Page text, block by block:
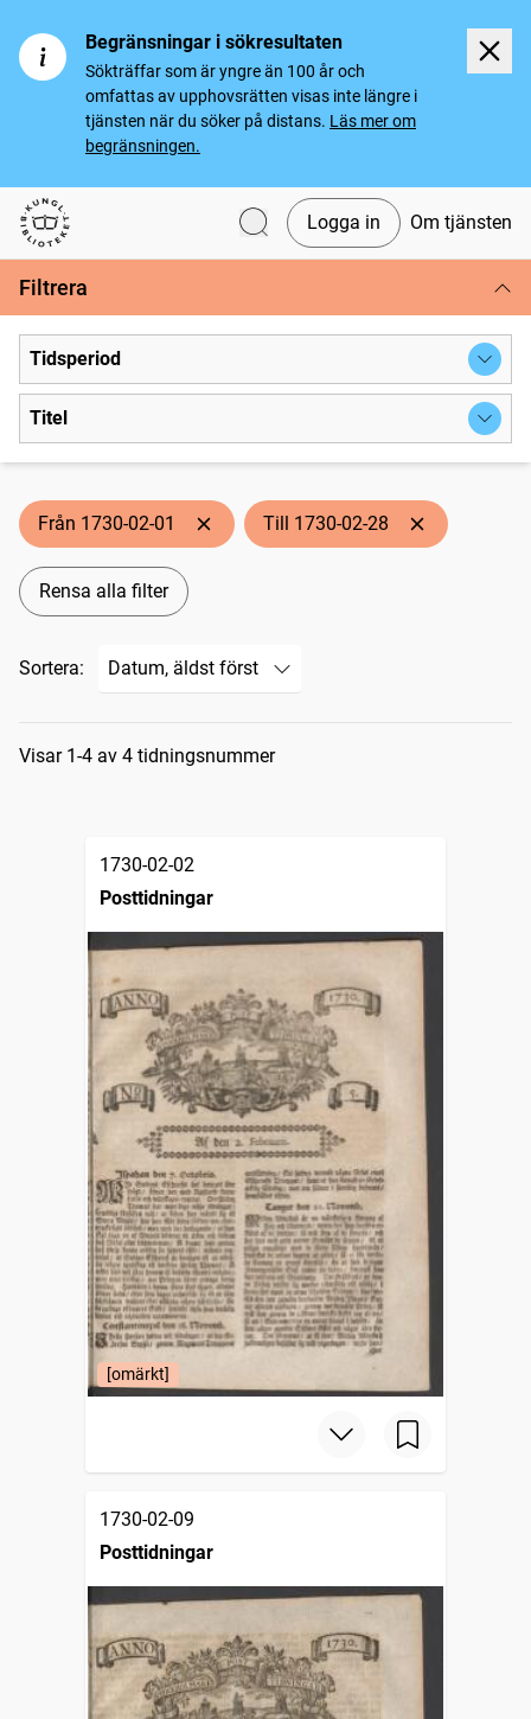
Begränsningar i sökresultaten
Sökträffar som är yngre än 100 år och
omfattas av upphovsrätten visas inte längre i
tjänsten när du söker på distans. Läs mer om
begränsningen.
Svenska tidningar
Logga in Om tjänsten
Filtrera
Tidsperiod
Titel
Från 1730-02-01 Till 1730-02-28
Rensa alla filter
Sortera:
Sökresultat
Visar 1-4 av 4 tidningsnummer
1730-02-02
Posttidningar
[omärkt]
1730-02-09
Posttidningar